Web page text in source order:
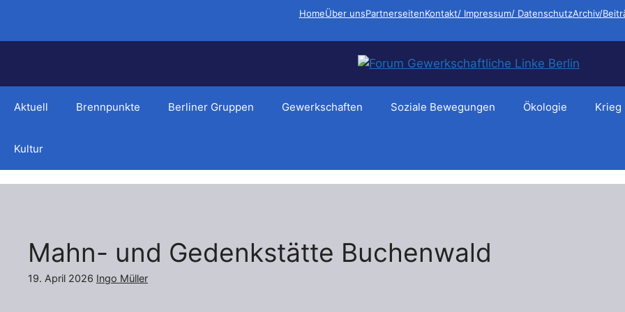
springen
HomeÜber unsPartnerseitenKontakt/ Impressum/ DatenschutzArchiv/
Aktuell Brennpunkte Berliner Gruppen Gewerkschaften Soziale Bewegungen Ökologie Krieg
Kultur
Mahn- und Gedenkstätte Buchenwald
19. April 2026 Ingo Müller